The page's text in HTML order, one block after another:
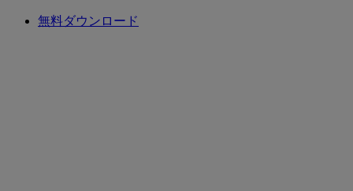
無料ダウンロード